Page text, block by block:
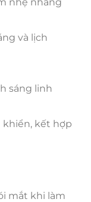
và lịch
sáng linh
khiển, kết hợp
mắt khi làm